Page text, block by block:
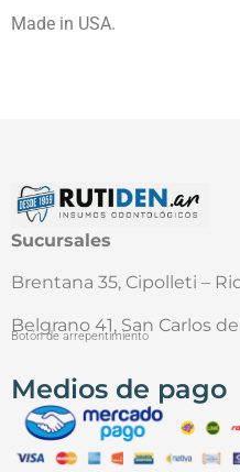
Made in USA.
Sucursales
Brentana 35, Cipolleti –
Belgrano 41, San Carlos
Botón de arrepentimiento
Medios de pago